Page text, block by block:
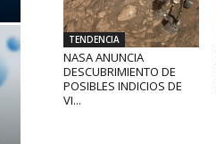
TENDENCIA
NASA ANUNCIA
DESCUBRIMIENTO DE
POSIBLES INDICIOS DE
VI...